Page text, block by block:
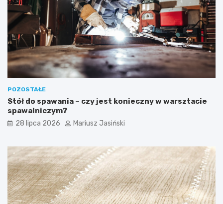
POZOSTAŁE
Stół do spawania – czy jest konieczny w warsztacie
spawalniczym?
28 lipca 2026 Mariusz Jasiński